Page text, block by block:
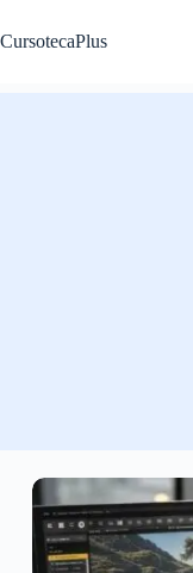
al
contenido
CursotecaPlus